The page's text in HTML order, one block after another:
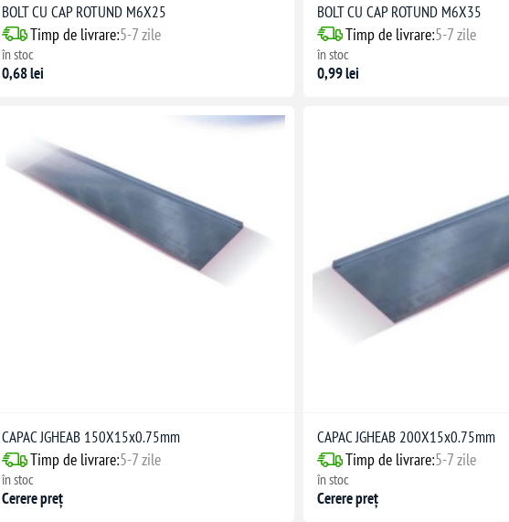
BOLT CU CAP ROTUND M6X25
Timp de livrare:5-7 zile
în stoc
0,68 lei
BOLT CU CAP ROTUND M6X35
Timp de livrare:5-7 zile
în stoc
0,99 lei
CAPAC JGHEAB 150X15x0.75mm
Timp de livrare:5-7 zile
în stoc
Cerere preț
CAPAC JGHEAB 200X15x0.75mm
Timp de livrare:5-7 zile
în stoc
Cerere preț